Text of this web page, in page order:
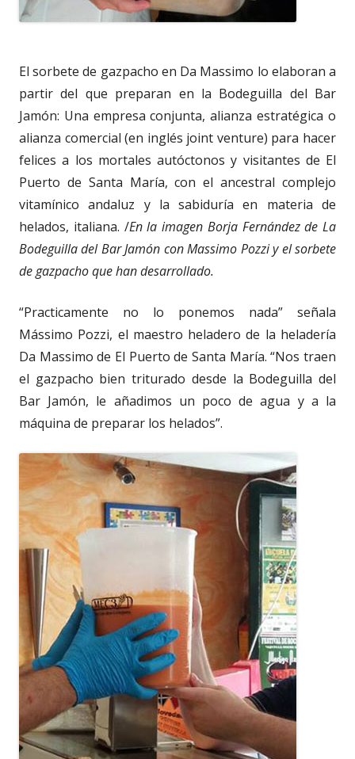
El sorbete de gazpacho en Da Massimo lo elaboran a
partir del que preparan en la Bodeguilla del Bar
Jamón: Una empresa conjunta, alianza estratégica o
alianza comercial (en inglés joint venture) para hacer
felices a los mortales autóctonos y visitantes de El
Puerto de Santa María, con el ancestral complejo
vitamínico andaluz y la sabiduría en materia de
helados, italiana. /En la imagen Borja Fernández de La
Bodeguilla del Bar Jamón con Massimo Pozzi y el sorbete
de gazpacho que han desarrollado.
“Practicamente no lo ponemos nada” señala
Mássimo Pozzi, el maestro heladero de la heladería
Da Massimo de El Puerto de Santa María. “Nos traen
el gazpacho bien triturado desde la Bodeguilla del
Bar Jamón, le añadimos un poco de agua y a la
máquina de preparar los helados”.